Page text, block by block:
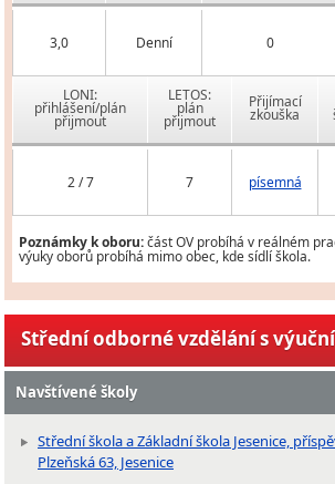
3,0 Denní 0
LONI:
přihlášení/plán
přijmout
LETOS:
plán
přijmout
Přijímací
zkouška
2 / 7 7 písemná
Poznámky k oboru:část OV probíhá v reálném
výuky oborů probíhá mimo obec, kde sídlí škola.
Střední odborné vzdělání s
Navštívené školy
Střední škola a Základní škola Jesenice,
Plzeňská 63, Jesenice